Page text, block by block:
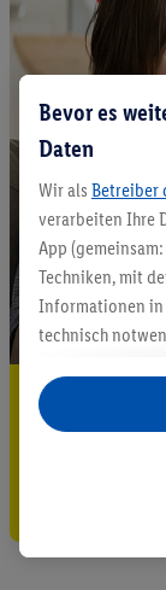
5.95
Bevor es
Daten
Wir als Betreiber
verarbeiten Ihre
App
Techniken, mit
Informationen in
technisch
auch durch
Verantwortliche;
insgesamt
Statistik-